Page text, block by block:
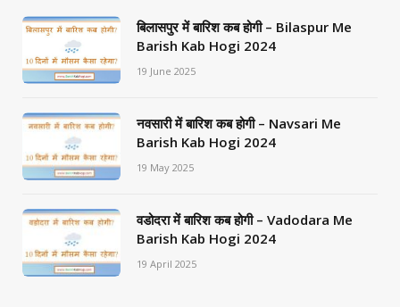
बिलासपुर में बारिश कब होगी – Bilaspur Me
Barish Kab Hogi 2024
19 June 2025
नवसारी में बारिश कब होगी – Navsari Me
Barish Kab Hogi 2024
19 May 2025
वडोदरा में बारिश कब होगी – Vadodara Me
Barish Kab Hogi 2024
19 April 2025